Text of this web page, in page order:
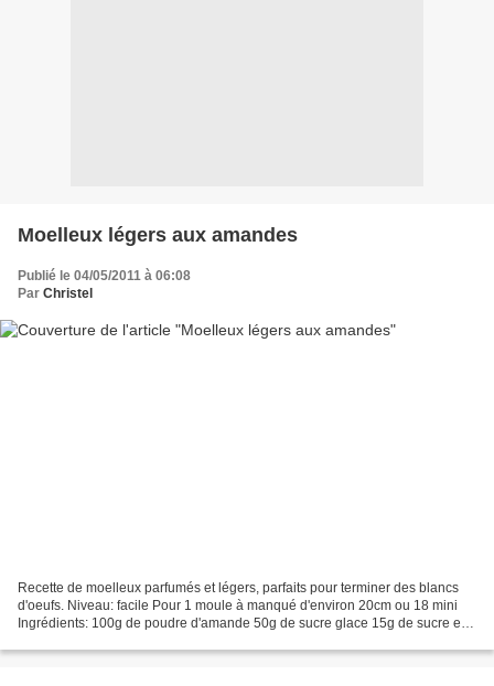
Moelleux légers aux amandes
Publié le 04/05/2011 à 06:08
Par Christel
Recette de moelleux parfumés et légers, parfaits pour terminer des blancs
d'oeufs. Niveau: facile Pour 1 moule à manqué d'environ 20cm ou 18 mini
Ingrédients: 100g de poudre d'amande 50g de sucre glace 15g de sucre en